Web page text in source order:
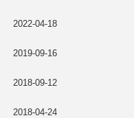
2022-04-18
2019-09-16
2018-09-12
2018-04-24